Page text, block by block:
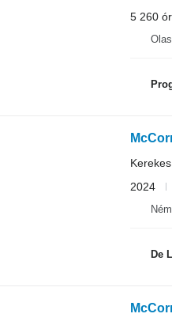
5 260
2024
De